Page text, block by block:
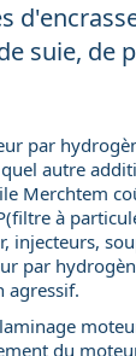
suie, de
par
autre
Merchtem
filtre à
injecteurs,
par
agressif.
du